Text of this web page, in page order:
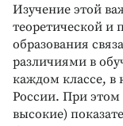
Изучение этой
теоретической и
образования
различиями в
каждом классе,
России. При этом
высокие)